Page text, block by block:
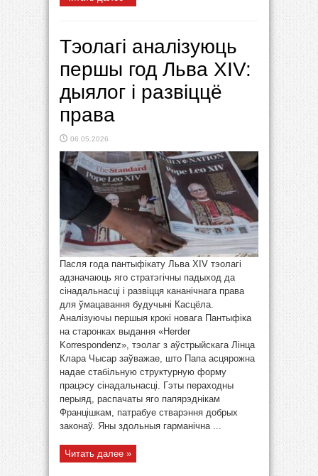
Тэолагі аналізуюць
першы год Льва XIV:
дыялог і развіццё
права
06.05.2026
Пасля года пантыфікату Льва XIV тэолагі
адзначаюць яго стратэгічны падыход да
сінадальнасці і развіцця кананічнага права
для ўмацавання будучыні Касцёла.
Аналізуючы першыя крокі новага Пантыфіка
на старонках выдання «Herder
Korrespondenz», тэолаг з аўстрыйскага Лінца
Клара Чысар заўважае, што Папа асцярожна
надае стабільную структурную форму
працэсу сінадальнасці. Гэты пераходны
перыяд, распачаты яго папярэднікам
Францішкам, патрабуе стварэння добрых
законаў. Яны здольныя гарманічна ...
Читать далее »